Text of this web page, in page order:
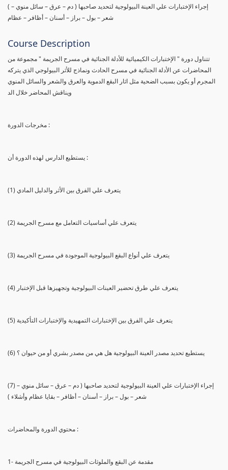
( إجراء الإختبارات علي العينة البيولوجية لتحديد صاحبها ( دم – عرق – سائل منوي –
شعر – بول – براز – أسنان – أظافر – عظام
Course Description
تتناول دورة " الإختبارات الكيميائية للأدلة الجنائية في مسرح الجريمة " مجموعة من
المحاضرات عن الأدلة الجنائية في مسرح الحادث ونماذج للأثر البيولوجي الذي يتركه
المجرم أو يكون بسبب الضحية مثل اثار البقع الدموية والعرق والشعر والسائل المنوي
ويناقش المحاضر خلال الد
مخرجات الدورة :
يستطيع الدارس لهذه الدورة أن :
(1) يتعرف علي الفرق بين الأثر والدليل المادي
(2) يتعرف علي أساسيات التعامل مع مسرح الجريمة
(3) يتعرف علي أنواع البقع البيولوجية الموجودة في مسرح الجريمة
(4) يتعرف علي طرق تحضير العينات البيولوجية وتجهيزها قبل الإختبار
(5) يتعرف علي الفرق بين الإختبارات التمهيدية والإختبارات التأكيدية
(6) يستطيع تحديد مصدر العينة البيولوجية هل هي من مصدر بشري أو من حيوان ؟
(7) إجراء الإختبارات علي العينة البيولوجية لتحديد صاحبها ( دم – عرق – سائل منوي –
شعر – بول – براز – أسنان – أظافر – بقايا عظام وأشلاء )
محتوي الدورة والمحاضرات :
1- مقدمة عن البقع والملوثات البيولوجية في مسرح الجريمة